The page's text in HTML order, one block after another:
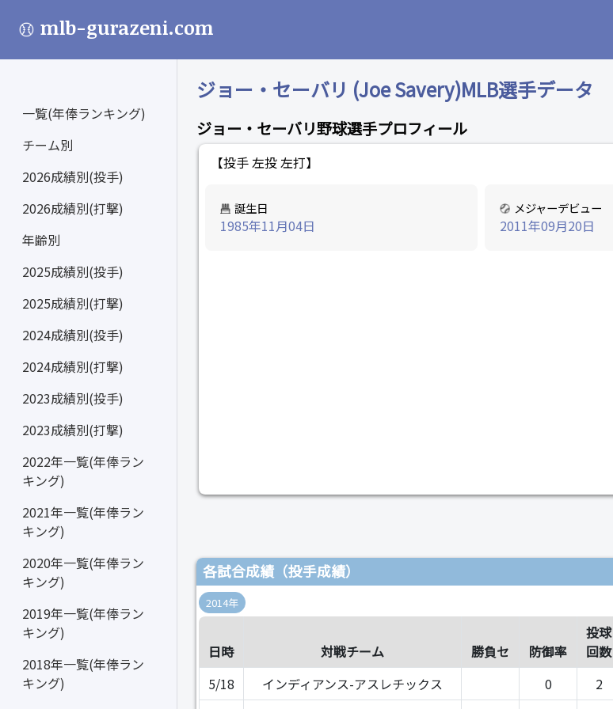
mlb-gurazeni.com
一覧(年俸ランキング)
チーム別
2026成績別(投手)
2026成績別(打撃)
年齢別
2025成績別(投手)
2025成績別(打撃)
2024成績別(投手)
2024成績別(打撃)
2023成績別(投手)
2023成績別(打撃)
2022年一覧(年俸ラン
キング)
2021年一覧(年俸ラン
キング)
2020年一覧(年俸ラン
キング)
2019年一覧(年俸ラン
キング)
2018年一覧(年俸ラン
キング)
ジョー・セーバリ (Joe Savery)MLB選手データ
ジョー・セーバリ野球選手プロフィール
【投手 左投 左打】
誕生日
1985年11月04日
メジャーデビュー
2011年09月20日
各試合成績（投手成績）
2014年
日時 対戦チーム 勝負セ 防御率
投球
回数
5/18
インディアンス-アスレチックス 0 2